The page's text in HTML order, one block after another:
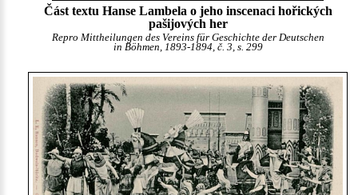
Část textu Hanse Lambela o jeho inscenaci hořických
pašijových her
Repro Mittheilungen des Vereins für Geschichte der Deutschen
in Böhmen, 1893-1894, č. 3, s. 299